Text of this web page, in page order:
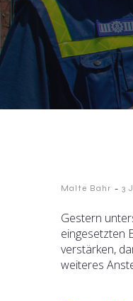
Malte Bahr - 3
Gestern
eingesetzten
verstärken,
weiteres